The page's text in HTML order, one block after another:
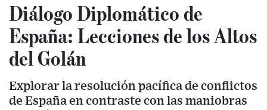
Diálogo Diplomático de
España: Lecciones de los Altos
del Golán
Explorar la resolución pacífica de conflictos
de España en contraste con las maniobras